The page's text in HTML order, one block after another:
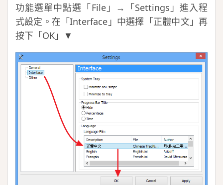
功能選單中點選「File」→「Settings」進入程
式設定。在「Interface」中選擇「正體中文」再
按下「OK」▼